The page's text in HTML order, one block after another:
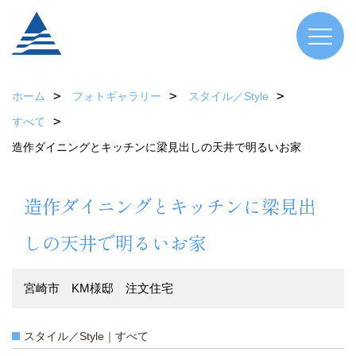
ホーム フォトギャラリー
スタイル／Style
すべて
造作ダイニングとキッチンに梁見出しの天井で明るいお家
造作ダイニングとキッチンに梁見出
しの天井で明るいお家
宮崎市 KM様邸 注文住宅
スタイル／Style｜すべて